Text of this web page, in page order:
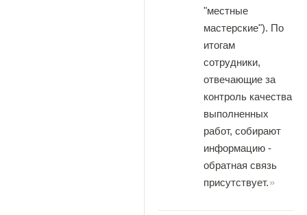
"местные
мастерские"). По
итогам
сотрудники,
отвечающие за
контроль качества
выполненных
работ, собирают
информацию -
обратная связь
присутствует.